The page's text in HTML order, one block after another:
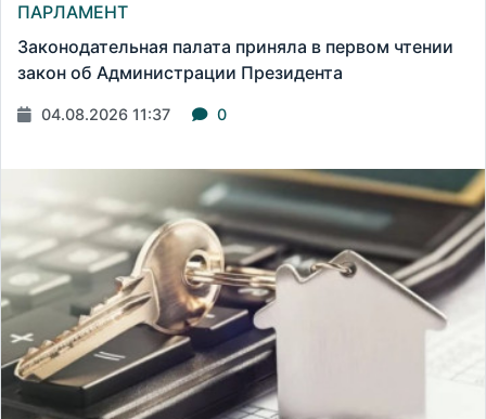
ПАРЛАМЕНТ
Законодательная палата приняла в первом чтении
закон об Администрации Президента
04.08.2026 11:37 0